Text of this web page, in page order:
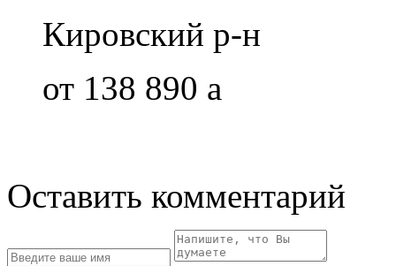
Кировский р-н
от 138 890 a
Оставить комментарий